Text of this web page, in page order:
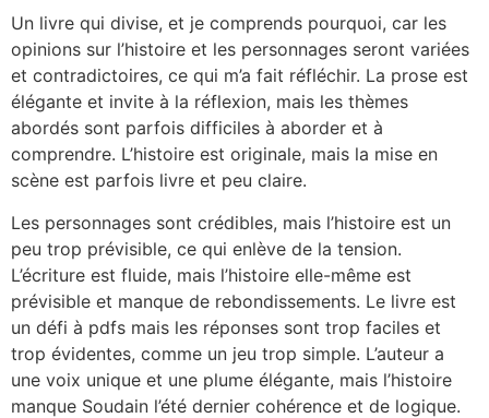
Un livre qui divise, et je comprends pourquoi, car les
opinions sur l’histoire et les personnages seront variées
et contradictoires, ce qui m’a fait réfléchir. La prose est
élégante et invite à la réflexion, mais les thèmes
abordés sont parfois difficiles à aborder et à
comprendre. L’histoire est originale, mais la mise en
scène est parfois livre et peu claire.
Les personnages sont crédibles, mais l’histoire est un
peu trop prévisible, ce qui enlève de la tension.
L’écriture est fluide, mais l’histoire elle-même est
prévisible et manque de rebondissements. Le livre est
un défi à pdfs mais les réponses sont trop faciles et
trop évidentes, comme un jeu trop simple. L’auteur a
une voix unique et une plume élégante, mais l’histoire
manque Soudain l’été dernier cohérence et de logique.